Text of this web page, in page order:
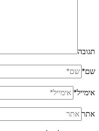
תגובה
שם*
אימייל*
אתר